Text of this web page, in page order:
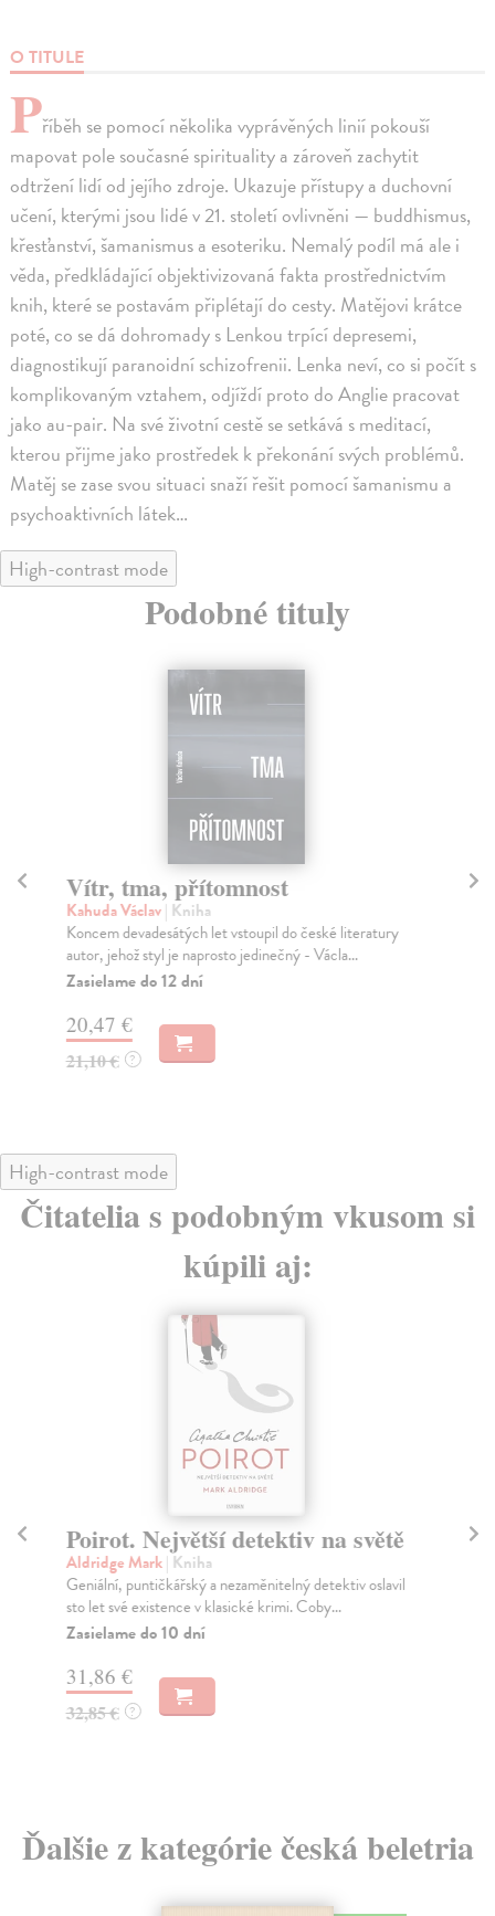
O TITULE
Příběh se pomocí několika vyprávěných linií pokouší
mapovat pole současné spirituality a zároveň zachytit
odtržení lidí od jejího zdroje. Ukazuje přístupy a duchovní
učení, kterými jsou lidé v 21. století ovlivněni — buddhismus,
křesťanství, šamanismus a esoteriku. Nemalý podíl má ale i
věda, předkládající objektivizovaná fakta prostřednictvím
knih, které se postavám připlétají do cesty. Matějovi krátce
poté, co se dá dohromady s Lenkou trpící depresemi,
diagnostikují paranoidní schizofrenii. Lenka neví, co si počít s
komplikovaným vztahem, odjíždí proto do Anglie pracovat
jako au-pair. Na své životní cestě se setkává s meditací,
kterou přijme jako prostředek k překonání svých problémů.
Matěj se zase svou situaci snaží řešit pomocí šamanismu a
psychoaktivních látek…
High-contrast mode
Podobné tituly
Vítr, tma, přítomnost
Kahuda Václav| Kniha
Koncem devadesátých let vstoupil do české literatury
autor, jehož styl je naprosto jedinečný - Václa...
Zasielame do 12 dní
20,47 €
21,10 € ?
High-contrast mode
Čitatelia s podobným vkusom si
kúpili aj:
Poirot. Největší detektiv na světě
Aldridge Mark| Kniha
Geniální, puntičkářský a nezaměnitelný detektiv oslavil
sto let své existence v klasické krimi. Coby...
Zasielame do 10 dní
31,86 €
32,85 € ?
Ďalšie z kategórie česká beletria